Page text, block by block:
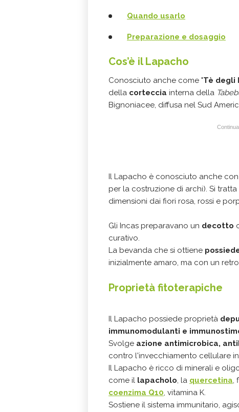
Quando usarlo
Preparazione e dosaggio
Cos’è il Lapacho
Conosciuto anche come "Tè degli
della corteccia interna della
Bignoniacee, diffusa nel Sud
Il Lapacho è conosciuto anche
per la costruzione di archi). Si
dimensioni dai fiori rosa, rossi e
Gli Incas preparavano un decotto
curativo.
La bevanda che si ottiene
inizialmente amaro, ma con un
Proprietà fitoterapiche
Il Lapacho possiede proprietà
immunomodulanti e
Svolge azione antimicrobica,
contro l'invecchiamento cellulare
Il Lapacho è ricco di minerali e
come il lapacholo, la quercetina,
coenzima Q10, vitamina K.
Sostiene il sistema immunitario,